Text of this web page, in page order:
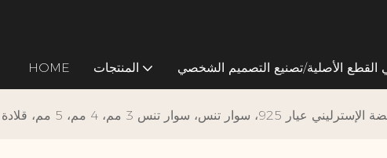
HOME المنتجات الأصلية/تصنيع التصميم الشخصي
تنس 3 مم، 4 مم، 5 مم، قلادة تنس